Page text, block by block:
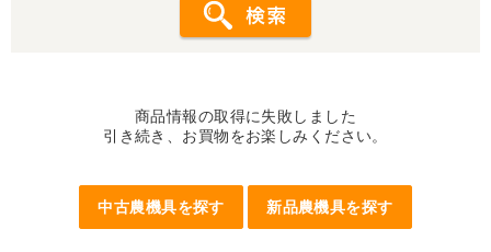
商品情報の取得に失敗しました
引き続き、お買物をお楽しみください。
中古農機具を探す 新品農機具を探す